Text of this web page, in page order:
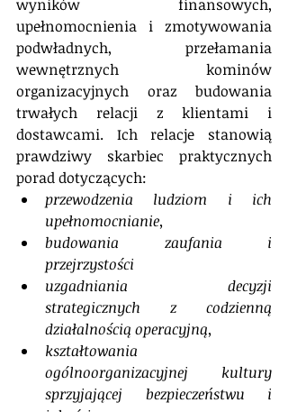
wyników finansowych,
upełnomocnienia i zmotywowania
podwładnych, przełamania
wewnętrznych kominów
organizacyjnych oraz budowania
trwałych relacji z klientami i
dostawcami. Ich relacje stanowią
prawdziwy skarbiec praktycznych
porad dotyczących:
przewodzenia ludziom i ich
upełnomocnianie,
budowania zaufania i
przejrzystości
uzgadniania decyzji
strategicznych z codzienną
działalnością operacyjną,
kształtowania
ogólnoorganizacyjnej kultury
sprzyjającej bezpieczeństwu i